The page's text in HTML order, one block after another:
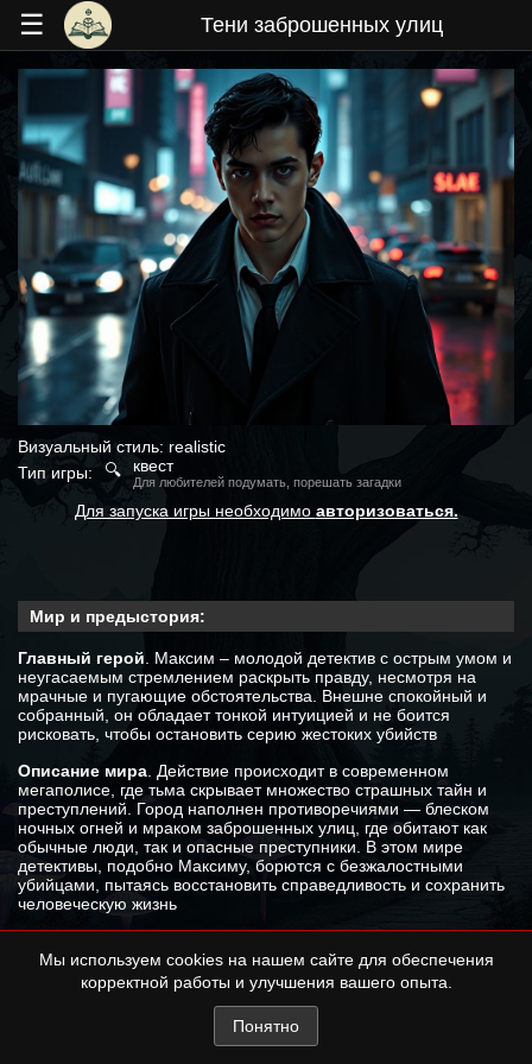
☰ Тени заброшенных улиц
Визуальный стиль: realistic
Тип игры:
🔍 квест
Для любителей подумать, порешать загадки
Для запуска игры необходимо авторизоваться.
Мир и предыстория:
Главный герой. Максим – молодой детектив с острым умом и
неугасаемым стремлением раскрыть правду, несмотря на
мрачные и пугающие обстоятельства. Внешне спокойный и
собранный, он обладает тонкой интуицией и не боится
рисковать, чтобы остановить серию жестоких убийств
Описание мира . Действие происходит в современном
мегаполисе, где тьма скрывает множество страшных тайн и
преступлений. Город наполнен противоречиями — блеском
ночных огней и мраком заброшенных улиц, где обитают как
обычные люди, так и опасные преступники. В этом мире
детективы, подобно Максиму, борются с безжалостными
убийцами, пытаясь восстановить справедливость и сохранить
человеческую жизнь
полиция и детективы, преступления и расследования,
человеческие отношения, ночные улицы, опасные
преступники.
В этом мире нет: сверхъестественных сил, магии,
фантастических существ, технологий будущего, космических
Мы используем cookies на нашем сайте для обеспечения
корректной работы и улучшения вашего опыта.
Понятно